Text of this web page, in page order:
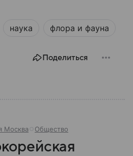
наука флора и фауна
Поделиться
Москва Общество